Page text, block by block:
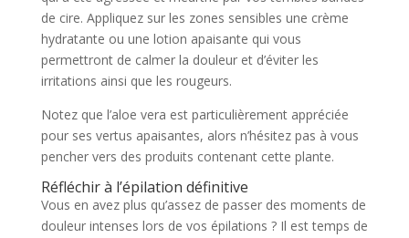
de cire. Appliquez sur les zones sensibles une crème
hydratante ou une lotion apaisante qui vous
permettront de calmer la douleur et d’éviter les
irritations ainsi que les rougeurs.
Notez que l’aloe vera est particulièrement appréciée
pour ses vertus apaisantes, alors n’hésitez pas à vous
pencher vers des produits contenant cette plante.
Réfléchir à l’épilation définitive
Vous en avez plus qu’assez de passer des moments de
douleur intenses lors de vos épilations ? Il est temps de